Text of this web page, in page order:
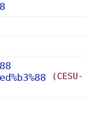
(CESU-